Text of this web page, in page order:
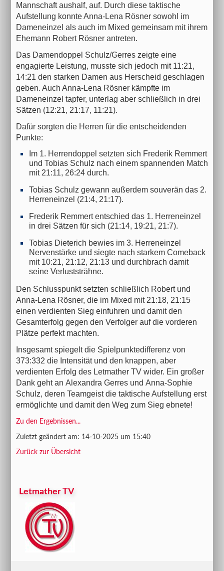
Mannschaft aushalf, auf. Durch diese taktische
Aufstellung konnte Anna-Lena Rösner sowohl im
Dameneinzel als auch im Mixed gemeinsam mit ihrem
Ehemann Robert Rösner antreten.
Das Damendoppel Schulz/Gerres zeigte eine
engagierte Leistung, musste sich jedoch mit 11:21,
14:21 den starken Damen aus Herscheid geschlagen
geben. Auch Anna-Lena Rösner kämpfte im
Dameneinzel tapfer, unterlag aber schließlich in drei
Sätzen (12:21, 21:17, 11:21).
Dafür sorgten die Herren für die entscheidenden
Punkte:
Im 1. Herrendoppel setzten sich Frederik Remmert
und Tobias Schulz nach einem spannenden Match
mit 21:11, 26:24 durch.
Tobias Schulz gewann außerdem souverän das 2.
Herreneinzel (21:4, 21:17).
Frederik Remmert entschied das 1. Herreneinzel
in drei Sätzen für sich (21:14, 19:21, 21:7).
Tobias Dieterich bewies im 3. Herreneinzel
Nervenstärke und siegte nach starkem Comeback
mit 10:21, 21:12, 21:13 und durchbrach damit
seine Verluststrähne.
Den Schlusspunkt setzten schließlich Robert und
Anna-Lena Rösner, die im Mixed mit 21:18, 21:15
einen verdienten Sieg einfuhren und damit den
Gesamterfolg gegen den Verfolger auf die vorderen
Plätze perfekt machten.
Insgesamt spiegelt die Spielpunktedifferenz von
373:332 die Intensität und den knappen, aber
verdienten Erfolg des Letmather TV wider. Ein großer
Dank geht an Alexandra Gerres und Anna-Sophie
Schulz, deren Teamgeist die taktische Aufstellung erst
ermöglichte und damit den Weg zum Sieg ebnete!
Zu den Ergebnissen...
Zuletzt geändert am: 14-10-2025 um 15:40
Zurück zur Übersicht
Letmather TV